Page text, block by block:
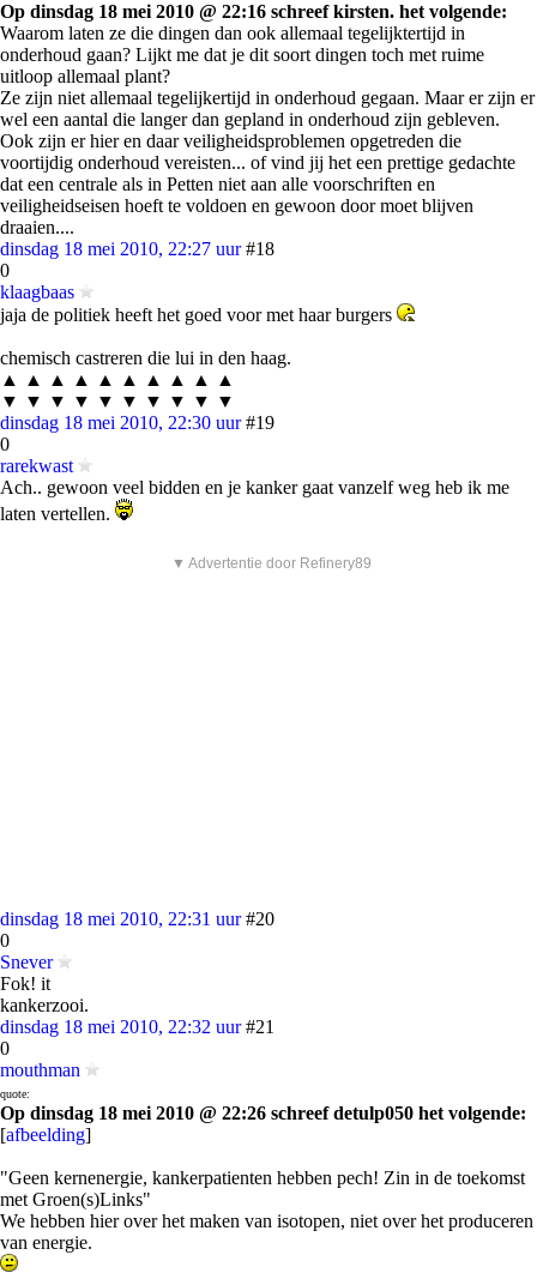
Op dinsdag 18 mei 2010 @ 22:16 schreef kirsten. het volgende:
Waarom laten ze die dingen dan ook allemaal tegelijktertijd in
onderhoud gaan? Lijkt me dat je dit soort dingen toch met ruime
uitloop allemaal plant?
Ze zijn niet allemaal tegelijkertijd in onderhoud gegaan. Maar er zijn er
wel een aantal die langer dan gepland in onderhoud zijn gebleven.
Ook zijn er hier en daar veiligheidsproblemen opgetreden die
voortijdig onderhoud vereisten... of vind jij het een prettige gedachte
dat een centrale als in Petten niet aan alle voorschriften en
veiligheidseisen hoeft te voldoen en gewoon door moet blijven
draaien....
dinsdag 18 mei 2010, 22:27 uur #18
0
klaagbaas
jaja de politiek heeft het goed voor met haar burgers
chemisch castreren die lui in den haag.
▲ ▲ ▲ ▲ ▲ ▲ ▲ ▲ ▲ ▲
▼ ▼ ▼ ▼ ▼ ▼ ▼ ▼ ▼ ▼
dinsdag 18 mei 2010, 22:30 uur #19
0
rarekwast
Ach.. gewoon veel bidden en je kanker gaat vanzelf weg heb ik me
laten vertellen.
▼ Advertentie door Refinery89
dinsdag 18 mei 2010, 22:31 uur #20
0
Snever
Fok! it
kankerzooi.
dinsdag 18 mei 2010, 22:32 uur #21
0
mouthman
quote:
Op dinsdag 18 mei 2010 @ 22:26 schreef detulp050 het volgende:
[afbeelding]
"Geen kernenergie, kankerpatienten hebben pech! Zin in de toekomst
met Groen(s)Links"
We hebben hier over het maken van isotopen, niet over het produceren
van energie.